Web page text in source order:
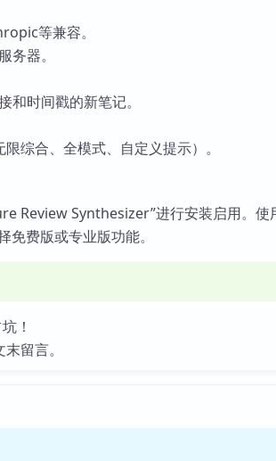
等兼容。
务器。
时间戳的新笔记。
综合、全模式、自定义提示）。
Review Synthesizer”进行安装启用。使
费版或专业版功能。
！
留言。